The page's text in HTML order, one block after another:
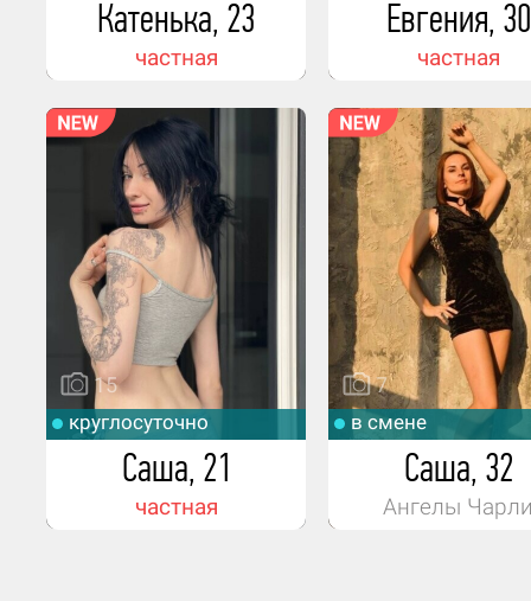
Катенька, 23
частная
Евгения, 30
частная
круглосуточно
Саша, 21
частная
15
в смене
Саша, 32
Ангелы
7